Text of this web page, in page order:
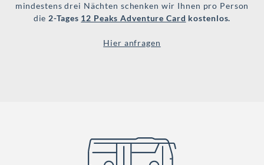
mindestens drei Nächten schenken wir Ihnen pro Person
die2-Tages 12 Peaks Adventure Card kostenlos.
Hier anfragen